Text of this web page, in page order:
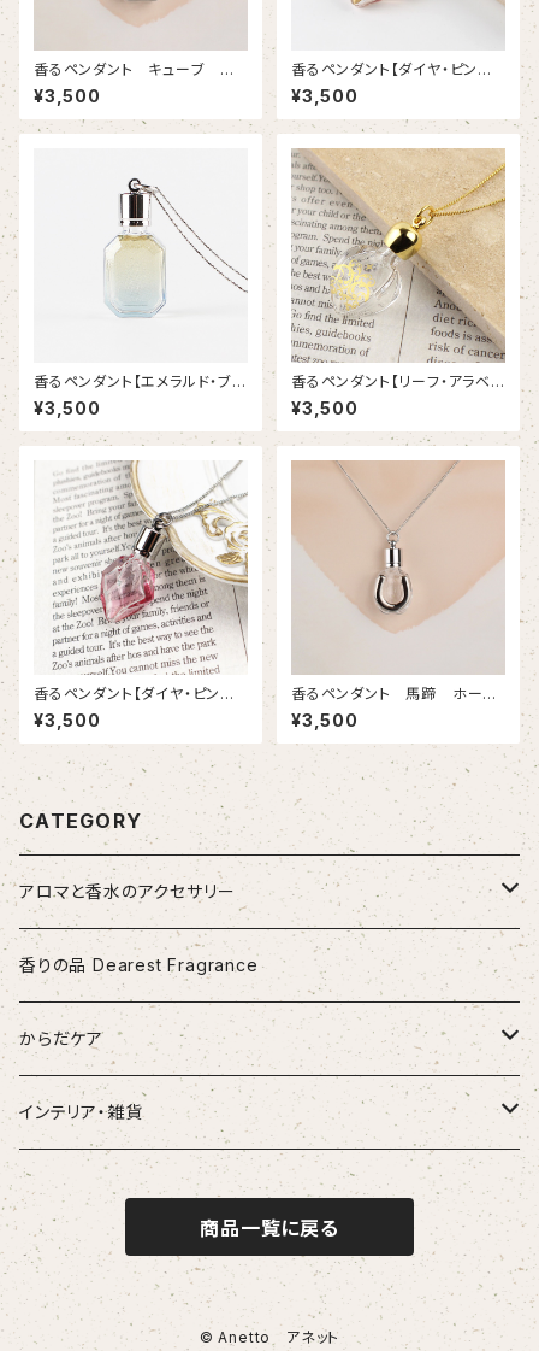
香るペンダント キューブ プラ
チナ色 アロマペンダント
¥3,500
香るペンダント【ダイヤ・ピンク
イエロー】｜アロマペンダント｜
香水ペンダント
¥3,500
香るペンダント【エメラルド・ブル
ーイエロー】｜アロマペンダント
｜香水ペンダント
¥3,500
香るペンダント【リーフ・アラベス
ク2】｜アロマペンダント｜香水
ペンダント
¥3,500
香るペンダント【ダイヤ・ピンク】
｜アロマペンダント｜香水ペン
ダント
¥3,500
香るペンダント 馬蹄 ホース
シュー シルバー色 アロマペ
ンダント
¥3,500
CATEGORY
アロマと香水のアクセサリー
アロマペンダント・香水ペンダント
ポーセラーツペンダント
漆塗ペンダント
アップサイクルペンダント
香水瓶のバックチャーム製作キット
香水瓶のストールピン製作キット
アロマペンダントとビーズの製作キット
香りの品 Dearest Fragrance
からだケア
カッサ（マッサージグッズ）
インテリア・雑貨
花瓶 フラワーベース
ガラスジャー
食器・マグカップ
商品一覧に戻る
© Anetto アネット